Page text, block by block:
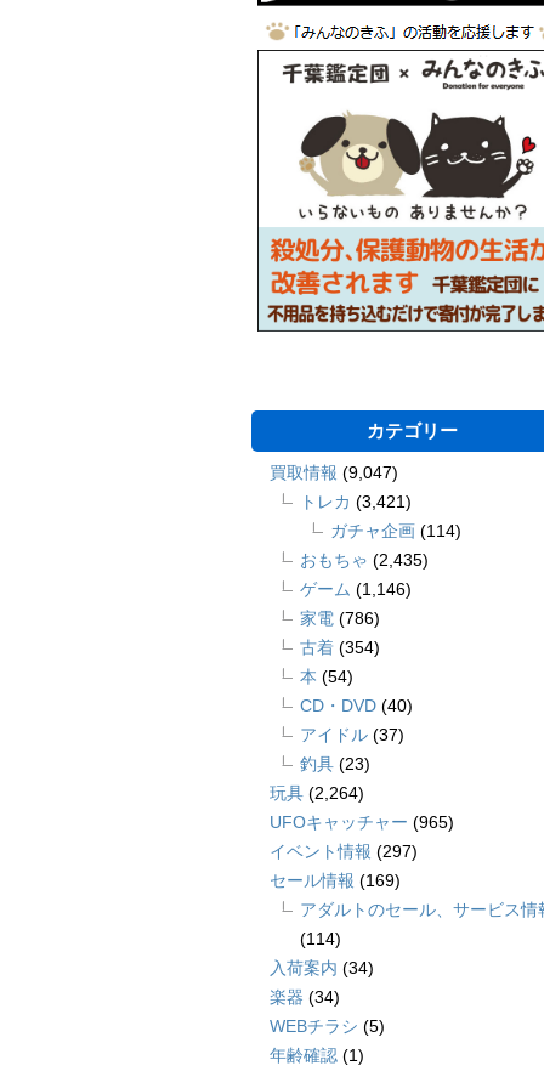
カテゴリー
買取情報 (9,047)
トレカ (3,421)
ガチャ企画 (114)
おもちゃ (2,435)
ゲーム (1,146)
家電 (786)
古着 (354)
本 (54)
CD・DVD (40)
アイドル (37)
釣具 (23)
玩具 (2,264)
UFOキャッチャー (965)
イベント情報 (297)
セール情報 (169)
アダルトのセール、サービス情
(114)
入荷案内 (34)
楽器 (34)
WEBチラシ (5)
年齢確認 (1)